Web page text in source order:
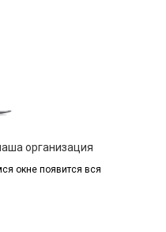
организация
окне появится вся